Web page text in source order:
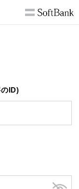
ID)